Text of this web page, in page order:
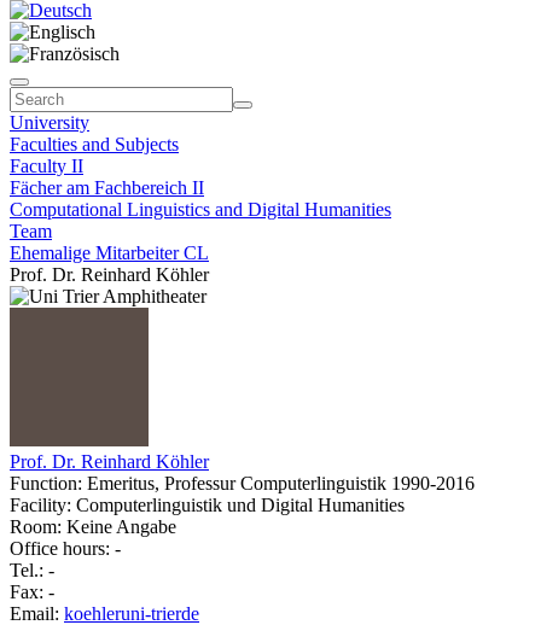
University
Faculties and Subjects
Faculty II
Fächer am Fachbereich II
Computational Linguistics and Digital Humanities
Team
Ehemalige Mitarbeiter CL
Prof. Dr. Reinhard Köhler
Prof. Dr. Reinhard Köhler
Function: Emeritus, Professur Computerlinguistik 1990-2016
Facility: Computerlinguistik und Digital Humanities
Room: Keine Angabe
Office hours: -
Tel.: -
Fax: -
Email: koehleruni-trierde